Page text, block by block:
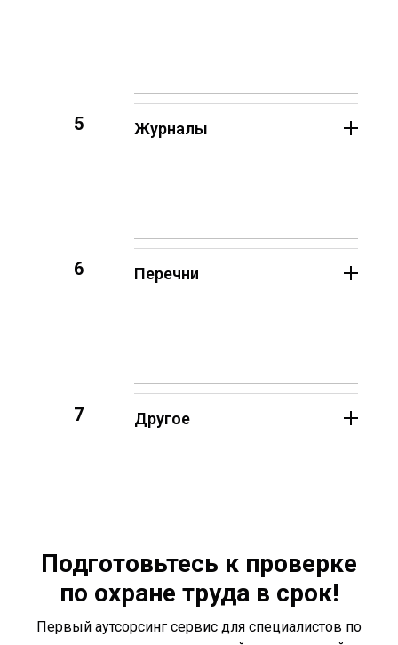
5 Журналы
6 Перечни
7 Другое
Подготовьтесь к проверке
по охране труда в срок!
Первый аутсорсинг сервис для специалистов по